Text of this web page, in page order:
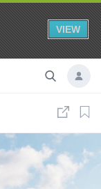
VIEW